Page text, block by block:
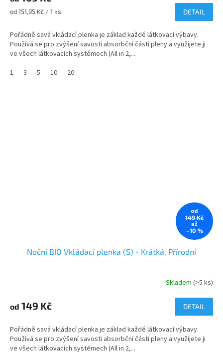
5,0
5
hvězdiček.
Měrná
od 151,95 Kč / 1 ks DETAIL
Pořádně savá vkládací plenka je základ každé látkovací výbavy.
Používá se pro zvýšení savosti absorbční části pleny a využijete ji
ve všech látkovacích systémech (All in 2,...
1
3 5 10 20
od
149 Kč
až
–10 %
Noční BIO Vkládací plenka (S) - Krátká, Přírodní
Skladem (>5 ks)
od 149 Kč DETAIL
Pořádně savá vkládací plenka je základ každé látkovací výbavy.
Používá se pro zvýšení savosti absorbční části pleny a využijete ji
ve všech látkovacích systémech (All in 2,...